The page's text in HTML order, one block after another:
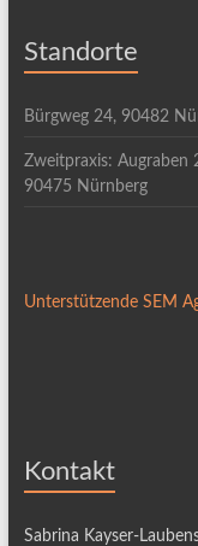
Standorte
Bürgweg 24, 90482
Zweitpraxis: Augraben
90475 Nürnberg
Unterstützende SEM
Kontakt
Sabrina Kayser-